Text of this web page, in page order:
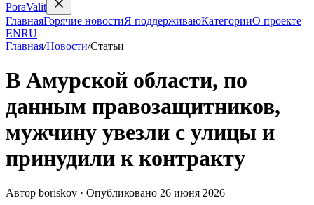
PoraValit
ГлавнаяГорячие новостиЯ поддерживаюКатегорииО проекте
ENRU
Главная/Новости/Статьи
В Амурской области, по
данным правозащитников,
мужчину увезли с улицы и
принудили к контракту
Автор boriskov · Опубликовано 26 июня 2026